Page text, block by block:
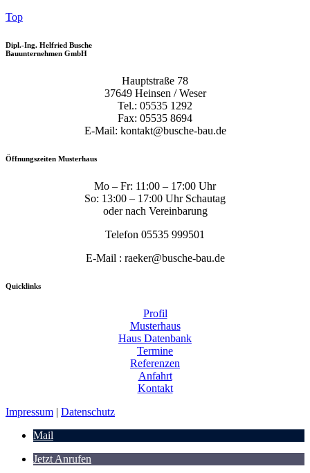
Top
Dipl.-Ing. Helfried Busche
Bauunternehmen GmbH
Hauptstraße 78
37649 Heinsen / Weser
Tel.: 05535 1292
Fax: 05535 8694
E-Mail: kontakt@busche-bau.de
Öffnungszeiten Musterhaus
Mo – Fr: 11:00 – 17:00 Uhr
So: 13:00 – 17:00 Uhr Schautag
oder nach Vereinbarung
Telefon 05535 999501
E-Mail : raeker@busche-bau.de
Quicklinks
Profil
Musterhaus
Haus Datenbank
Termine
Referenzen
Anfahrt
Kontakt
Impressum | Datenschutz
Mail
Jetzt Anrufen